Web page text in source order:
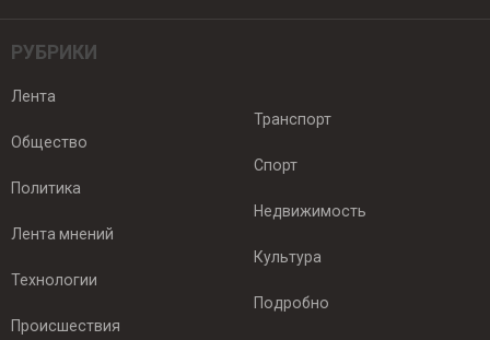
РУБРИКИ
Лента
Общество
Политика
Лента мнений
Технологии
Происшествия
Транспорт
Спорт
Недвижимость
Культура
Подробно